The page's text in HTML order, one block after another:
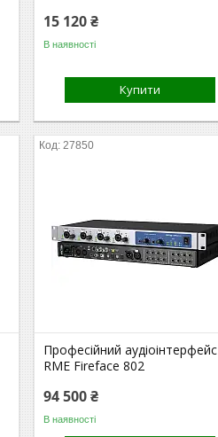
15 120 ₴
В наявності
Купити
27850
Професійний аудіоінтерфейс
RME Fireface 802
94 500 ₴
В наявності